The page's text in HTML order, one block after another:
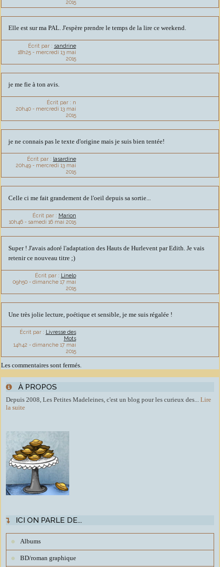
À PROPOS
Depuis 2008, Les Petites Madeleines, c'est un blog pour les curieux des...
Lire
la suite
ICI ON PARLE DE...
Albums
BD/roman graphique
2015
Elle est sur ma PAL. J'espère prendre le temps de la lire ce weekend.
Écrit par : sandrine
18h25- mercredi 13 mai
2015
je me fie à ton avis.
Écrit par : n
20h40- mercredi 13 mai
2015
je ne connais pas le texte d'origine mais je suis bien tentée!
Écrit par : lasardine
20h49- mercredi 13 mai
2015
Celle ci me fait grandement de l'oeil depuis sa sortie...
Écrit par : Marion
10h46- samedi 16 mai 2015
Super ! J'avais adoré l'adaptation des Hauts de Hurlevent par Edith. Je vais
retenir ce nouveau titre ;)
Écrit par :
Linelo
09h50- dimanche 17 mai
2015
Une très jolie lecture, poétique et sensible, je me suis régalée !
Écrit par : Livresse des
Mots
14h42 - dimanche 17 mai
2015
Les commentaires sont fermés.